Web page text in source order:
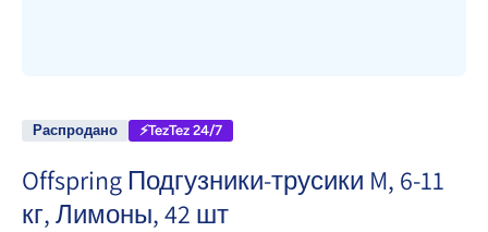
Распродано ⚡TezTez 24/7
Offspring Подгузники-трусики M, 6-11
кг, Лимоны, 42 шт